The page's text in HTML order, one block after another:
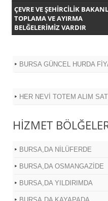
ÇEVRE VE ŞEHİRCİLİK
TOPLAMA VE AYIRMA
BELĞELERİMİZ VARDIR
BURSA GÜNCEL HURDA
HER NEVİ TOTEM ALIM
HİZMET
BURSA,DA NİLÜFERDE
BURSA,DA OSMANGAZİDE
BURSA,DA YILDIRIMDA